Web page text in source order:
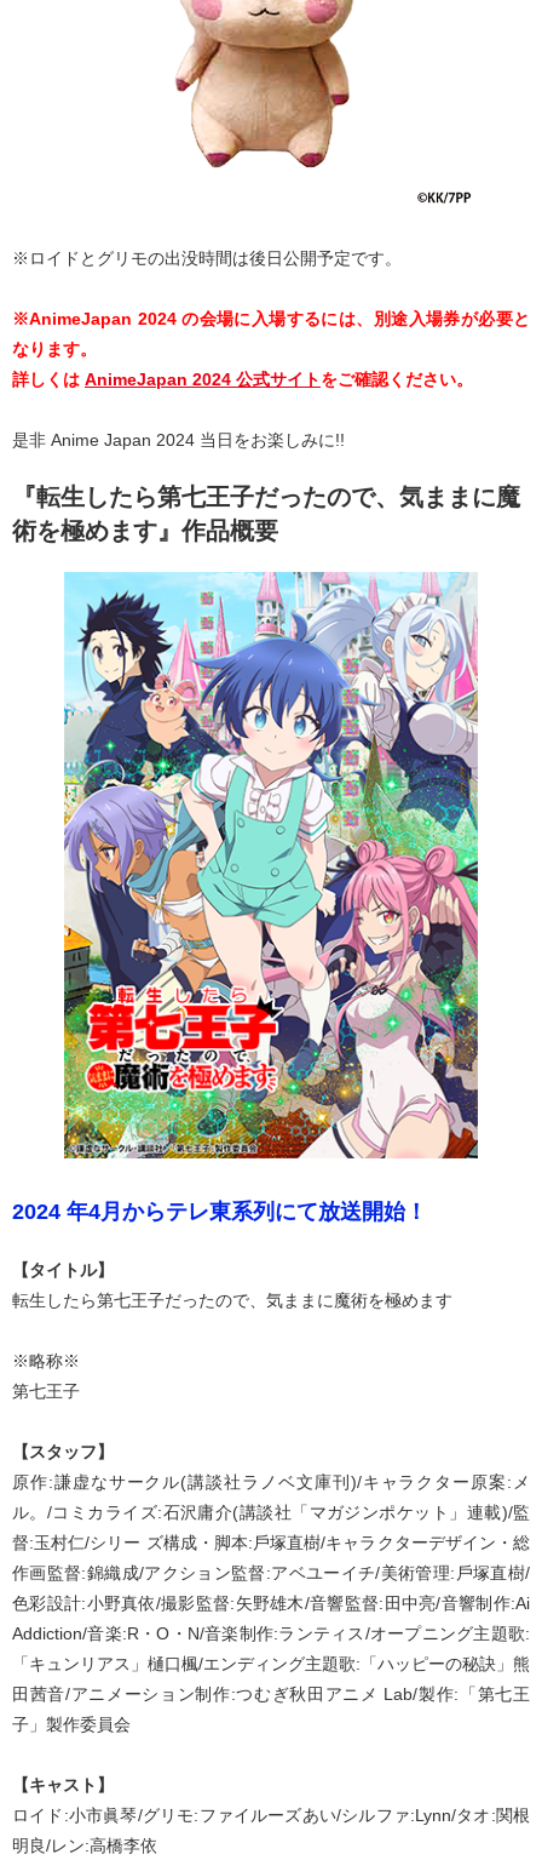
※ロイドとグリモの出没時間は後日公開予定です。
※AnimeJapan 2024 の会場に入場するには、別途入場券が必要と
なります。
詳しくは AnimeJapan 2024 公式サイトをご確認ください。
是非 Anime Japan 2024 当日をお楽しみに!!
『転生したら第七王子だったので、気ままに魔
術を極めます』作品概要
2024 年4月からテレ東系列にて放送開始！
【タイトル】
転生したら第七王子だったので、気ままに魔術を極めます
※略称※
第七王子
【スタッフ】
原作:謙虚なサークル(講談社ラノベ文庫刊)/キャラクター原案:メ
ル。/コミカライズ:石沢庸介(講談社「マガジンポケット」連載)/監
督:玉村仁/シリー ズ構成・脚本:戶塚直樹/キャラクターデザイン・総
作画監督:錦織成/アクション監督:アベユーイチ/美術管理:戶塚直樹/
色彩設計:小野真依/撮影監督:矢野雄木/音響監督:田中亮/音響制作:Ai
Addiction/音楽:R・O・N/音楽制作:ランティス/オープニング主題歌:
「キュンリアス」樋口楓/エンディング主題歌:「ハッピーの秘訣」熊
田茜音/アニメーション制作:つむぎ秋田アニメ Lab/製作:「第七王
子」製作委員会
【キャスト】
ロイド:小市眞琴/グリモ:ファイルーズあい/シルファ:Lynn/タオ:関根
明良/レン:高橋李依